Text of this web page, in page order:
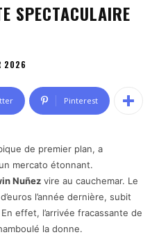
SPECTACULAIRE
2026
Pinterest
de premier plan, a
mercato étonnant.
Nuñez vire au cauchemar. Le
l’année dernière, subit
effet, l’arrivée fracassante de
la donne.